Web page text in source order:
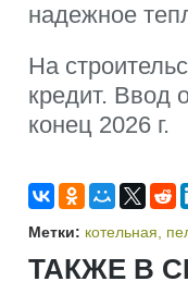
надежное
На
кредит. Ввод
конец 2026 г.
Метки: котельная
ТАКЖЕ В